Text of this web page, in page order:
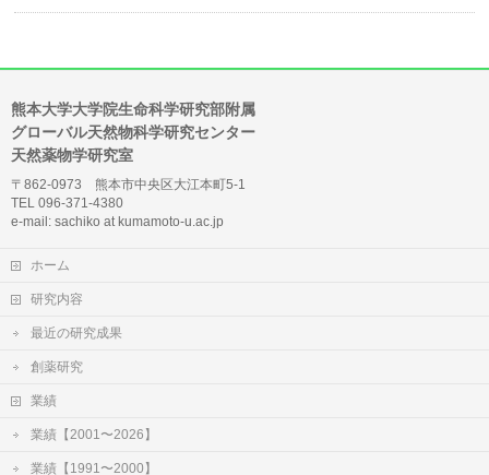
熊本大学大学院生命科学研究部附属
グローバル天然物科学研究センター
天然薬物学研究室
〒862-0973 熊本市中央区大江本町5-1
TEL 096-371-4380
e-mail: sachiko at kumamoto-u.ac.jp
ホーム
研究内容
最近の研究成果
創薬研究
業績
業績【2001〜2026】
業績【1991〜2000】